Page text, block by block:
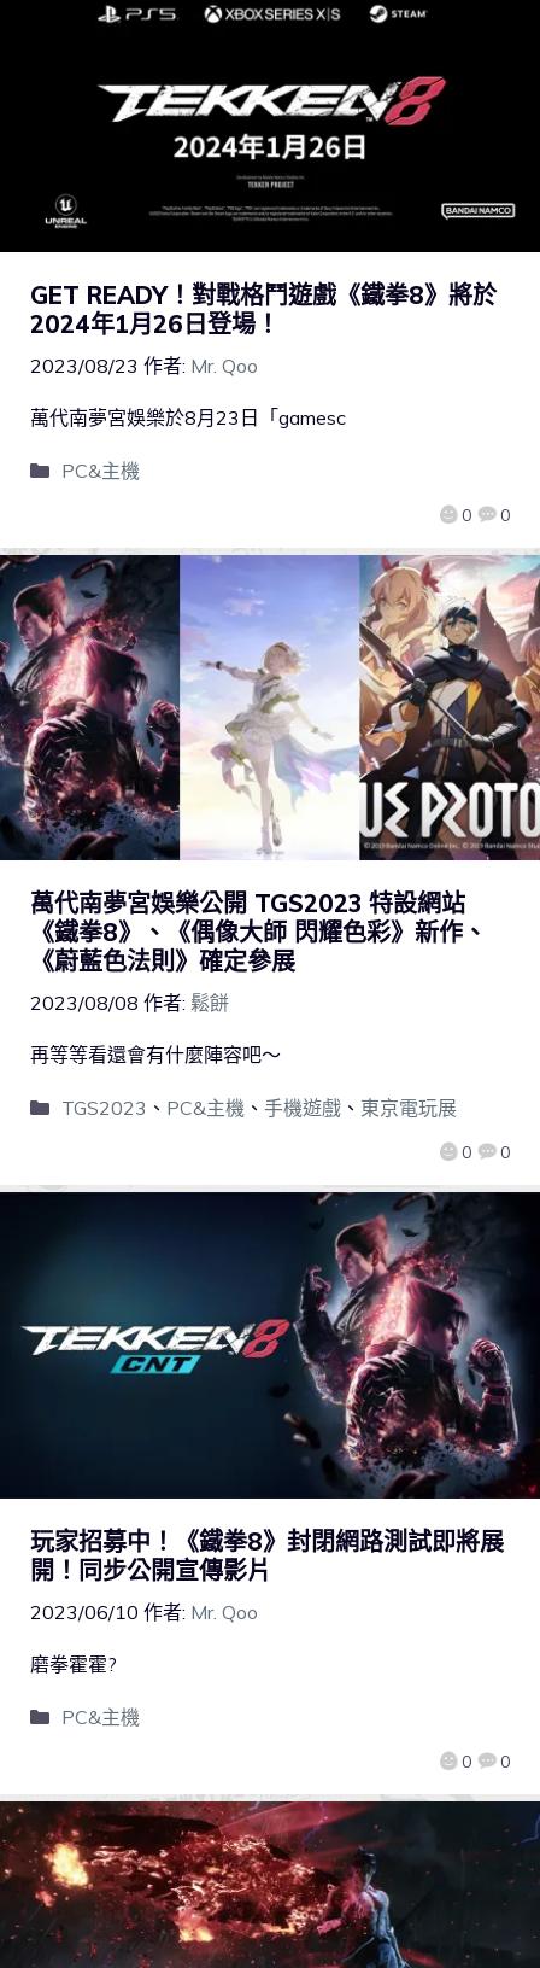
GET READY！對戰格鬥遊戲《鐵拳8》將於
2024年1月26日登場！
2023/08/23 作者: Mr. Qoo
0 0
萬代南夢宮娛樂於8月23日「gamesc
PC&主機
萬代南夢宮娛樂公開 TGS2023 特設網站
《鐵拳8》、《偶像大師 閃耀色彩》新作、
《蔚藍色法則》確定參展
2023/08/08 作者: 鬆餅
0 0
再等等看還會有什麼陣容吧～
TGS2023 、 PC&主機、 手機遊戲、 東京電玩展
玩家招募中！《鐵拳8》封閉網路測試即將展
開！同步公開宣傳影片
2023/06/10 作者: Mr. Qoo
0 0
磨拳霍霍?
PC&主機